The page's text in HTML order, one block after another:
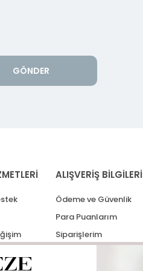
GÖNDER
ALIŞVERİŞ BİLGİLERİ
Ödeme ve Güvenlik
Para Puanlarım
Siparişlerim